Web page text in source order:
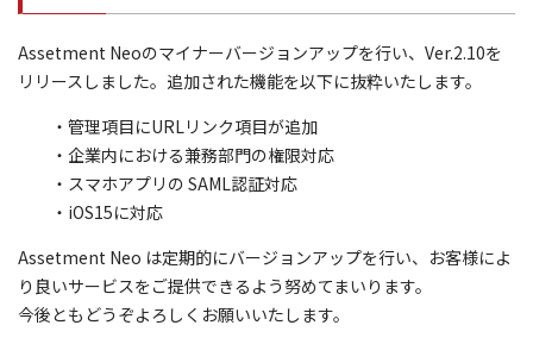
Assetment Neoのマイナーバージョンアップを行い、Ver.2.10を
リリースしました。追加された機能を以下に抜粋いたします。
・管理項目にURLリンク項目が追加
・企業内における兼務部門の権限対応
・スマホアプリの SAML認証対応
・iOS15に対応
Assetment Neo は定期的にバージョンアップを行い、お客様によ
り良いサービスをご提供できるよう努めてまいります。
今後ともどうぞよろしくお願いいたします。